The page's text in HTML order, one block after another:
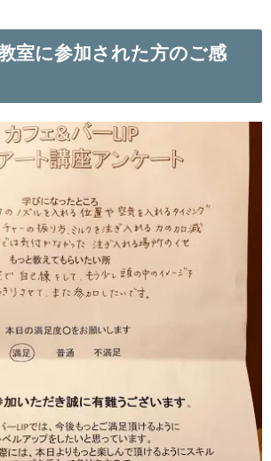
室に参加された方のご感